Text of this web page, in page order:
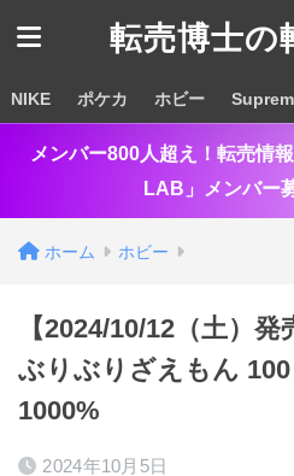
転売博士の
NIKE ポケカ ホビー
メンバー800人超え！転売情
LAB」メンバー
ホーム ホビー
【2024/10/12（土）
ぶりぶりざえもん
1000%
2024年10月5日